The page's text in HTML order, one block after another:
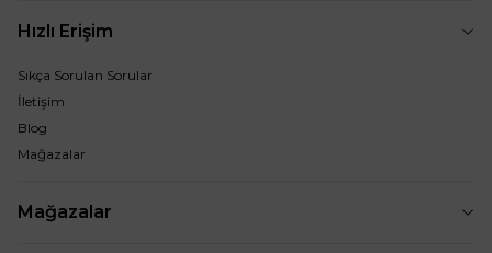
Hızlı Erişim
Sıkça Sorulan Sorular
İletişim
Blog
Mağazalar
Mağazalar